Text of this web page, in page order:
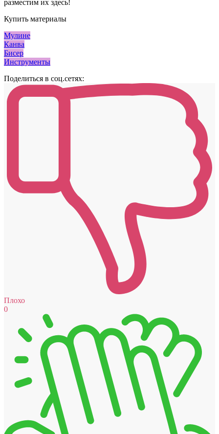
разместим их здесь!
Купить материалы
Мулине
Канва
Бисер
Инструменты
Поделиться в соц.сетях:
Плохо
0